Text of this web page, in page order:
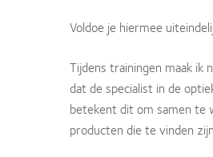
Voldoe je hiermee
Tijdens trainingen maak ik
dat de specialist in de
betekent dit om samen te
producten die te vinden